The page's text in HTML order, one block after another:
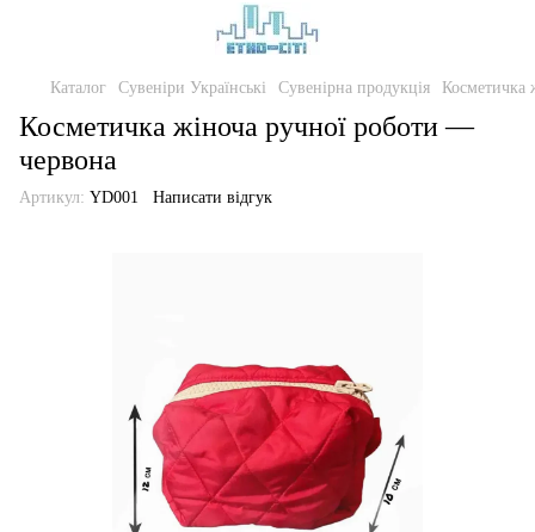
Каталог Сувеніри Українські Сувенірна продукція Косметичка
Косметичка жіноча ручної роботи —
червона
Артикул: YD001 Написати відгук